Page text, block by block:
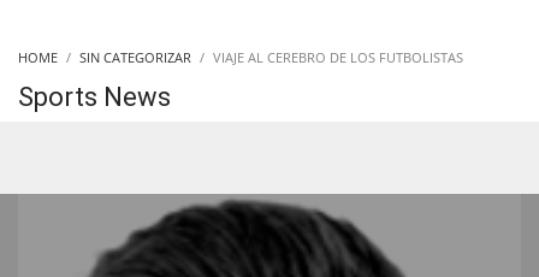
HOME SIN CATEGORIZAR VIAJE AL CEREBRO DE LOS FUTBOLISTAS
Sports News